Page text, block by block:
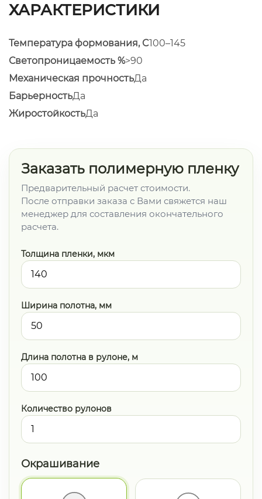
ХАРАКТЕРИСТИКИ
Температура формования, C100–145
Светопроницаемость %>90
Механическая прочностьДа
БарьерностьДа
ЖиростойкостьДа
Заказать полимерную пленку
Предварительный расчет стоимости.
После отправки заказа с Вами свяжется наш
менеджер для составления окончательного
расчета.
Толщина пленки, мкм
Ширина полотна, мм
Длина полотна в рулоне, м
Количество рулонов
Окрашивание